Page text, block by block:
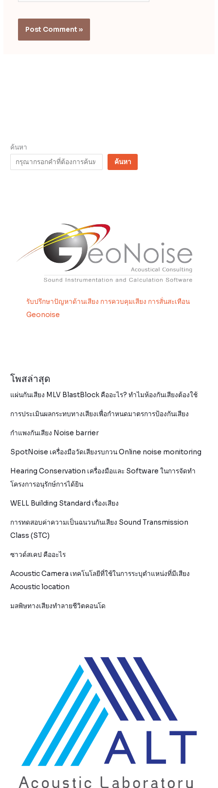
ค้นหา
ค้นหา
รับปรึกษาปัญหาด้านเสียง การควบคุมเสียง การสั่นสะเทือน
Geonoise
โพสล่าสุด
แผ่นกันเสียง MLV BlastBlock คืออะไร? ทำไมห้องกันเสียงต้องใช้
การประเมินผลกระทบทางเสียงเพื่อกำหนดมาตรการป้องกันเสียง
กำแพงกันเสียง Noise barrier
SpotNoise เครื่องมือวัดเสียงรบกวน Online noise monitoring
Hearing Conservation เครื่องมือและ Software ในการจัดทำ
โครงการอนุรักษ์การได้ยิน
WELL Building Standard เรื่องเสียง
การทดสอบค่าความเป็นฉนวนกันเสียง Sound Transmission
Class (STC)
ซาวด์สเคป คืออะไร
Acoustic Camera เทคโนโลยีที่ใช้ในการระบุตำแหน่งที่มีเสียง
Acoustic location
มลพิษทางเสียงทำลายชีวิตคอนโด